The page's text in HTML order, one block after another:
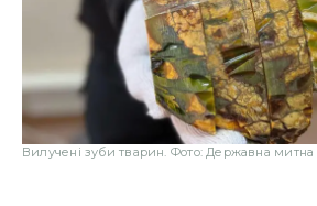
Вилучені зуби тварин. Фото: Державна